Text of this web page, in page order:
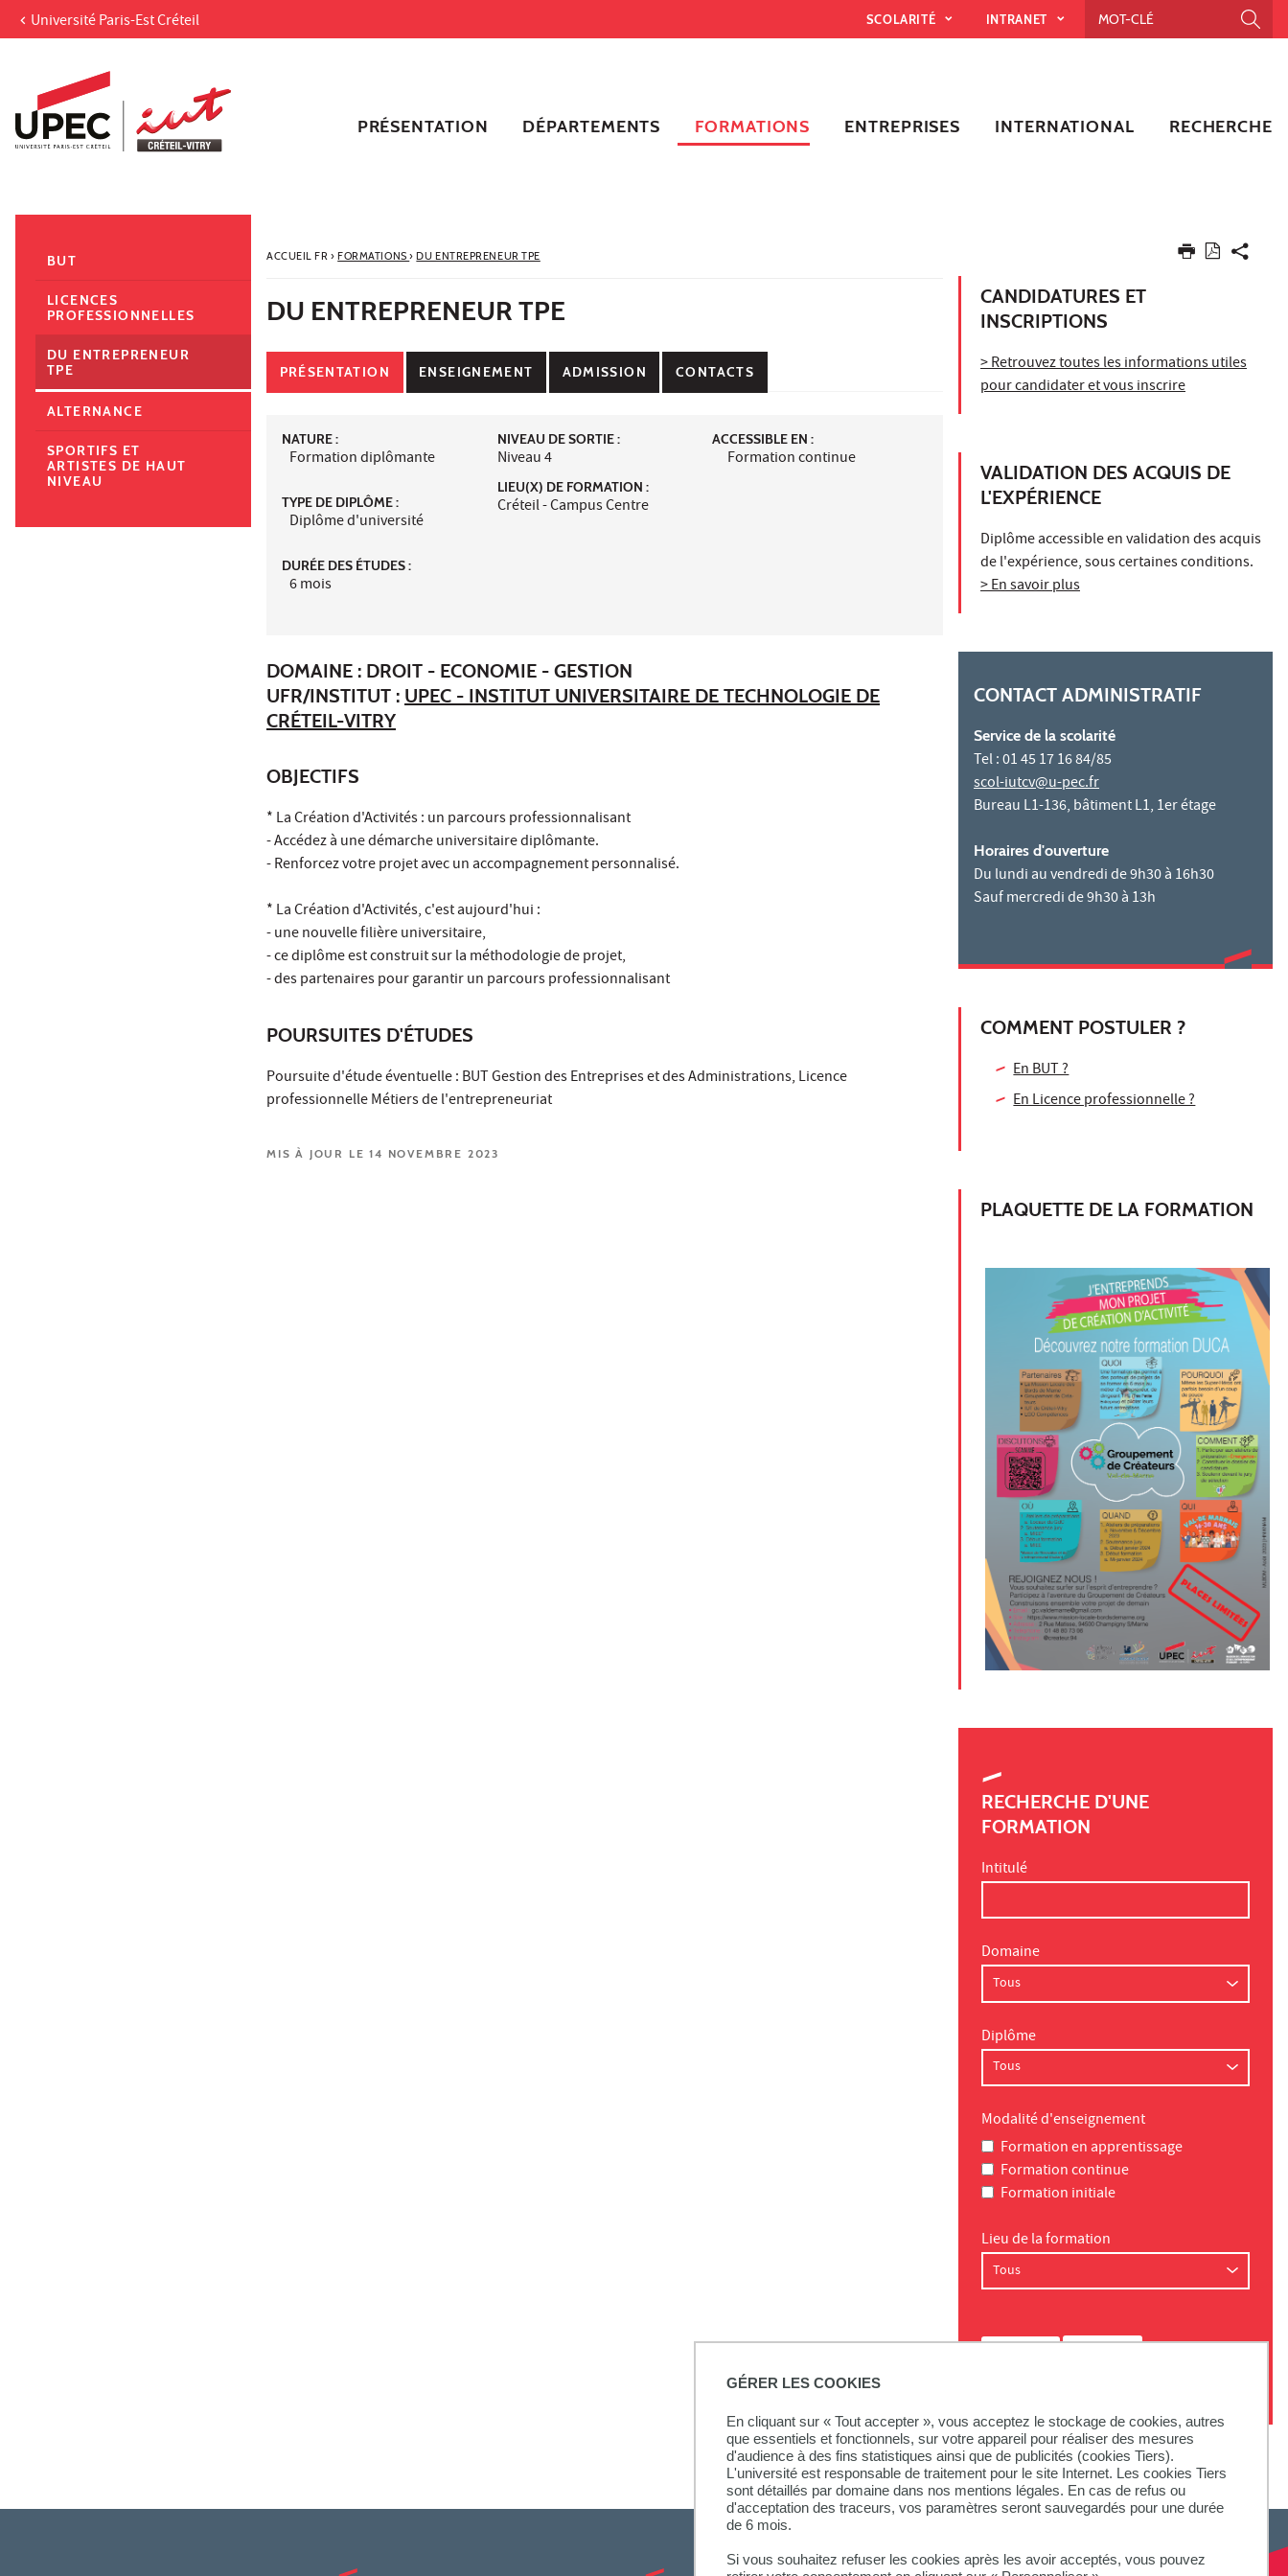
GÉRER LES COOKIES
En cliquant sur « Tout accepter », vous acceptez le stockage de cookies, autres
que essentiels et fonctionnels, sur votre appareil pour réaliser des mesures
d'audience à des fins statistiques ainsi que de publicités (cookies Tiers).
L'université est responsable de traitement pour le site Internet. Les cookies Tiers
sont détaillés par domaine dans nos mentions légales. En cas de refus ou
d'acceptation des traceurs, vos paramètres seront sauvegardés pour une durée
de 6 mois.
Si vous souhaitez refuser les cookies après les avoir acceptés, vous pouvez
Aller au contenu
Accès directs
Recherche
Navigation secondaire
Université Paris-Est Créteil SCOLARITÉ INTRANET
PRÉSENTATION DÉPARTEMENTS FORMATIONS ENTREPRISES INTERNATIONAL RECHERCHE
ACCUEIL FR› FORMATIONS› DU ENTREPRENEUR TPE
DU ENTREPRENEUR TPE
PRÉSENTATION ENSEIGNEMENT ADMISSION CONTACTS
NATURE :
Formation diplômante
TYPE DE DIPLÔME :
Diplôme d'université
DURÉE DES ÉTUDES :
6 mois
NIVEAU DE SORTIE :
Niveau 4
LIEU(X) DE FORMATION :
Créteil - Campus Centre
ACCESSIBLE EN :
Formation continue
DOMAINE : DROIT - ECONOMIE - GESTION
UFR/INSTITUT : UPEC - INSTITUT UNIVERSITAIRE DE TECHNOLOGIE DE
CRÉTEIL-VITRY
OBJECTIFS
* La Création d'Activités : un parcours professionnalisant
- Accédez à une démarche universitaire diplômante.
- Renforcez votre projet avec un accompagnement personnalisé.
* La Création d'Activités, c'est aujourd'hui :
- une nouvelle filière universitaire,
- ce diplôme est construit sur la méthodologie de projet,
- des partenaires pour garantir un parcours professionnalisant
POURSUITES D'ÉTUDES
Poursuite d'étude éventuelle : BUT Gestion des Entreprises et des Administrations, Licence
professionnelle Métiers de l'entrepreneuriat
MIS À JOUR LE 14 NOVEMBRE 2023
CANDIDATURES ET
INSCRIPTIONS
> Retrouvez toutes les informations utiles
pour candidater et vous inscrire
VALIDATION DES ACQUIS DE
L'EXPÉRIENCE
Diplôme accessible en validation des acquis
de l'expérience, sous certaines conditions.
> En savoir plus
CONTACT ADMINISTRATIF
Service de la scolarité
Tel : 01 45 17 16 84/85
scol-iutcv@u-pec.fr
Bureau L1-136, bâtiment L1, 1er étage
Horaires d'ouverture
Du lundi au vendredi de 9h30 à 16h30
Sauf mercredi de 9h30 à 13h
COMMENT POSTULER ?
En BUT ?
En Licence professionnelle ?
PLAQUETTE DE LA FORMATION
RECHERCHE D'UNE
FORMATION
Intitulé
Domaine
Diplôme
Modalité d'enseignement
Formation en apprentissage
Formation continue
Formation initiale
Lieu de la formation
BUT
LICENCES
PROFESSIONNELLES
DU ENTREPRENEUR
TPE
ALTERNANCE
SPORTIFS ET
ARTISTES DE HAUT
NIVEAU